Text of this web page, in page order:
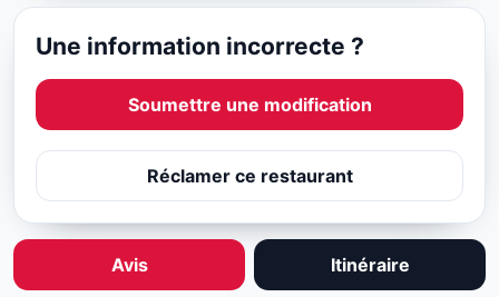
Une information incorrecte ?
Soumettre une modification
Réclamer ce restaurant
Avis Itinéraire